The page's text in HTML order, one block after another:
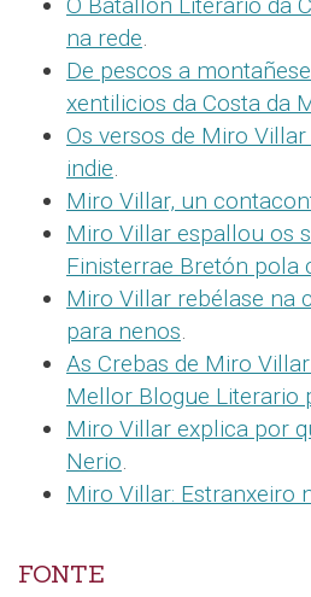
O Batallón Literario da
na rede.
De pescos a
xentilicios da Costa da
Os versos de Miro
indie.
Miro Villar, un
Miro Villar espallou os
Finisterrae Bretón pola
Miro Villar rebélase na
para nenos.
As Crebas de Miro
Mellor Blogue Literario
Miro Villar explica por
Nerio.
Miro Villar: Estranxeiro
FONTE